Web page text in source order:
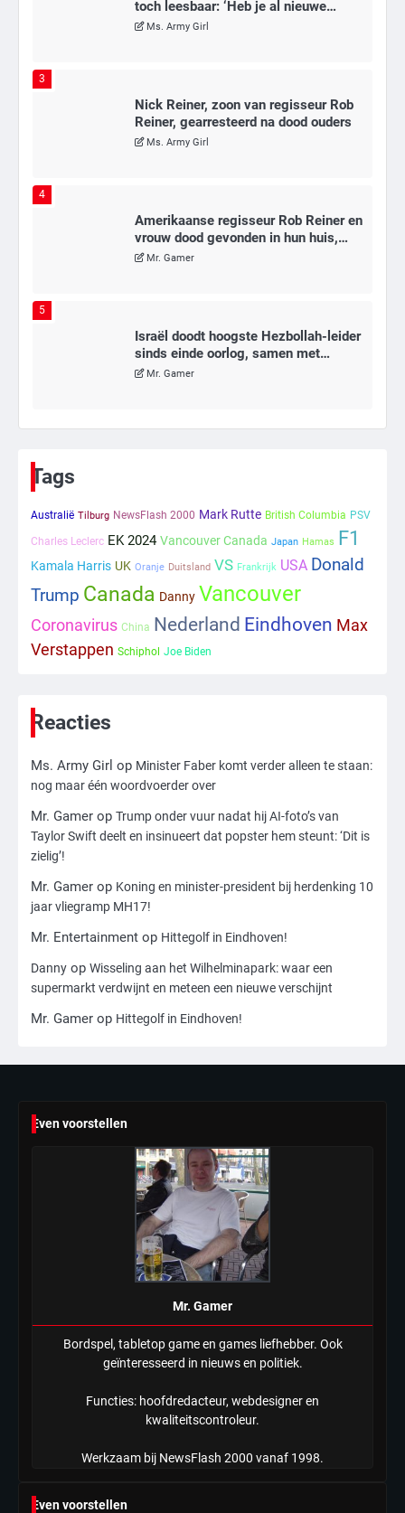
Reiner, gearresteerd na dood ouders
4
Amerikaanse regisseur Rob Reiner en
vrouw dood gevonden in hun huis,
eigen zoon hoofdverdachte
5
Israël doodt hoogste Hezbollah-leider
sinds einde oorlog, samen met
meerdere omwonenden
6
Tilburgse wethouder: ‘Alle vertrouwen
in nieuwe aanpak van begeleiding
kwetsbare inwoners door Siem,
toch leesbaar: ‘Heb je al nieuwe
ongepaste vrienden voor me?’
Ms. Army Girl
4
Amerikaanse regisseur Rob Reiner en
vrouw dood gevonden in hun huis,
eigen zoon hoofdverdachte
sinds einde oorlog, samen met
meerdere omwonenden
Mr. Gamer
6
Tags
Australië Tilburg NewsFlash 2000 Mark Rutte British Columbia PSV
Charles Leclerc EK 2024 Vancouver Canada Japan Hamas F1
Kamala Harris UK Oranje Duitsland VS Frankrijk USA Donald
Trump Canada Danny Vancouver
Coronavirus China Nederland Eindhoven Max
Verstappen Schiphol Joe Biden
Reacties
Ms. Army Girl op Minister Faber komt verder alleen te staan:
nog maar één woordvoerder over
Mr. Gamer op Trump onder vuur nadat hij AI-foto’s van
Taylor Swift deelt en insinueert dat popster hem steunt: ‘Dit is
zielig’!
Mr. Gamer op Koning en minister-president bij herdenking 10
jaar vliegramp MH17!
Mr. Entertainment op Hittegolf in Eindhoven!
Danny op Wisseling aan het Wilhelminapark: waar een
supermarkt verdwijnt en meteen een nieuwe verschijnt
Mr. Gamer op Hittegolf in Eindhoven!
Even voorstellen
Mr. Gamer
Bordspel, tabletop game en games liefhebber. Ook
geïnteresseerd in nieuws en politiek.
Functies: hoofdredacteur, webdesigner en
kwaliteitscontroleur.
Werkzaam bij NewsFlash 2000 vanaf 1998.
Even voorstellen